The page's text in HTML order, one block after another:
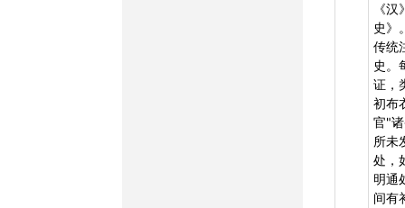
《
史》
传统
史。
证，
初布
官"
所未
处，
明通
间有